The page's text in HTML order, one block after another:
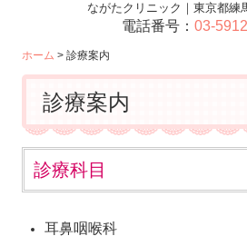
副院長紹介
アクセス
ながたクリニック｜ 東京都練
電話番号： 03-
ホーム 診療案内
診療案内
診療科目
耳鼻咽喉科